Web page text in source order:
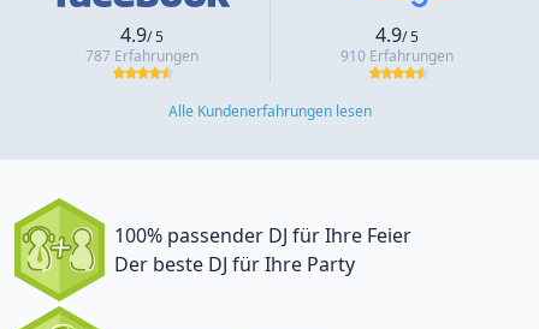
4.9/ 5
787 Erfahrungen
4.9/ 5
910 Erfahrungen
Alle Kundenerfahrungen lesen
100% passender DJ für Ihre Feier
Der beste DJ für Ihre Party